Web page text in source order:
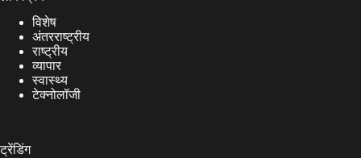
विशेष
अंतरराष्ट्रीय
राष्ट्रीय
व्यापार
स्वास्थ्य
टेक्नोलॉजी
ट्रेंडिंग